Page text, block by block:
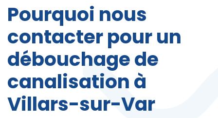
Pourquoi nous
contacter pour un
débouchage de
canalisation à
Villars-sur-Var